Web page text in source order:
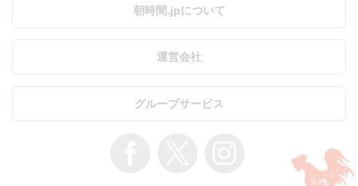
朝時間.jpについて
運営会社
グループサービス